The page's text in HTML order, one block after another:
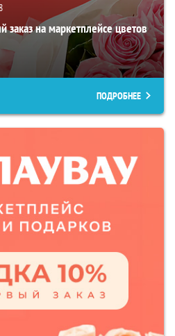
на маркетплейсе цветов
ПОДРОБНЕЕ